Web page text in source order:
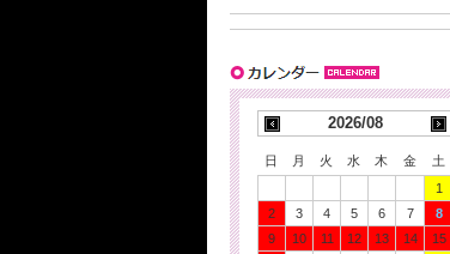
2026/08
日 月 火 水 木 金
土
1
2
3 4 5 6 7
8
9
10 11 12 13 14
15